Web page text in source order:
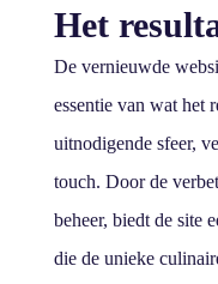
Het
De vernieuwde
essentie van wat het
uitnodigende sfeer,
touch. Door de
beheer, biedt de site
die de unieke